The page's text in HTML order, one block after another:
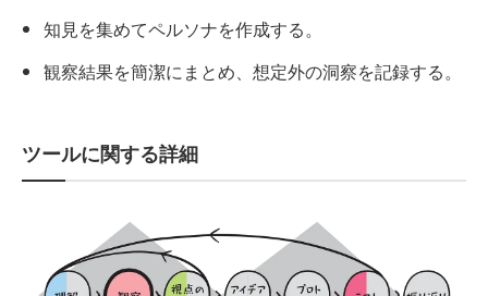
知見を集めてペルソナを作成する。
観察結果を簡潔にまとめ、想定外の洞察を記録する。
ツールに関する詳細